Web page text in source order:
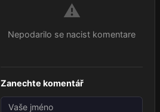
⚠️
Nepodarilo se nacist komentare
Zanechte komentář